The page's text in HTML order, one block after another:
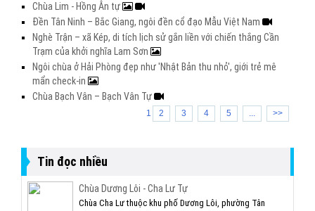
Chùa Lim - Hồng Ân tự
Đền Tân Ninh – Bắc Giang, ngôi đền cổ đạo Mẫu Việt Nam
Nghè Trận – xã Kép, di tích lịch sử gắn liền với chiến thắng Cần
Trạm của khởi nghĩa Lam Sơn
Ngôi chùa ở Hải Phòng đẹp như 'Nhật Bản thu nhỏ', giới trẻ mê
mẩn check-in
Chùa Bạch Vân – Bạch Vân Tự
1 2 3 4 5 ... >>
Tin đọc nhiều
Chùa Dương Lôi - Cha Lư Tự
Chùa Cha Lư thuộc khu phố Dương Lôi, phường Tân